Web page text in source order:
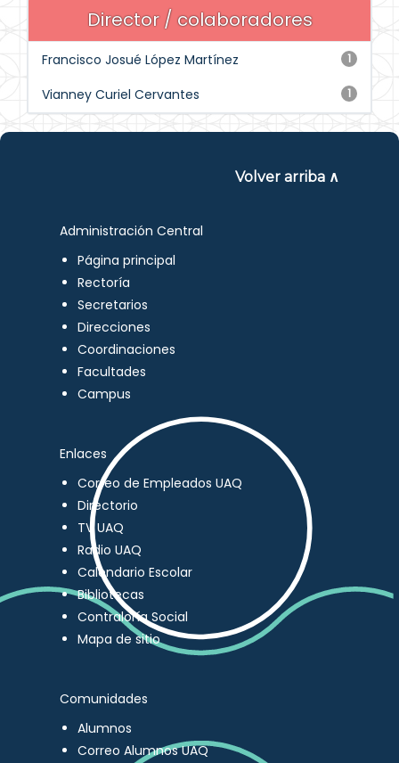
Director / colaboradores
1
Francisco Josué López Martínez
1
Vianney Curiel Cervantes
Volver arriba ∧
Administración Central
Página principal
Rectoría
Secretarios
Direcciones
Coordinaciones
Facultades
Campus
Enlaces
Correo de Empleados UAQ
Directorio
TV UAQ
Radio UAQ
Calendario Escolar
Bibliotecas
Contraloría Social
Mapa de sitio
Comunidades
Alumnos
Correo Alumnos UAQ